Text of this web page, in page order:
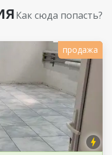
Как сюда попасть?
продажа